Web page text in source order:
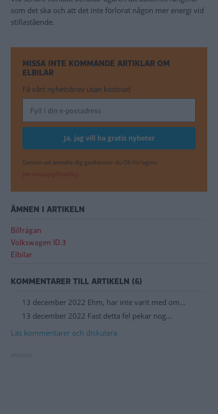
som det ska och att det inte förlorat någon mer energi vid
stillastående.
MISSA INTE KOMMANDE ARTIKLAR OM
ELBILAR
Få vårt nyhetsbrev utan kostnad
Genom att anmäla dig godkänner du OK-förlagets
personuppgiftspolicy.
ÄMNEN I ARTIKELN
Bilfrågan
Volkswagen ID.3
Elbilar
KOMMENTARER TILL ARTIKELN (6)
13 december 2022 Ehm, har inte varit med om…
13 december 2022 Fast detta fel pekar nog…
Läs kommentarer och diskutera